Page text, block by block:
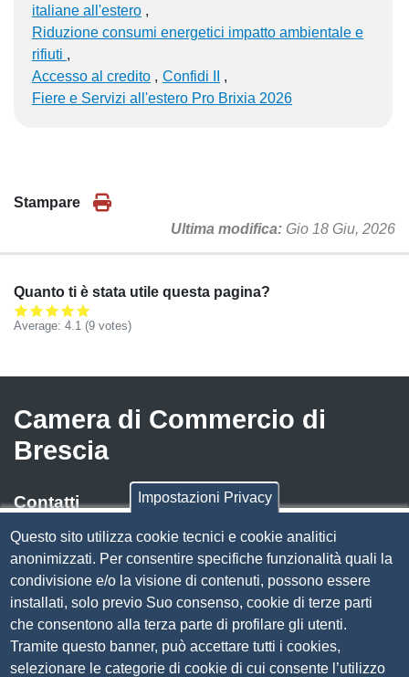
italiane all'estero
Riduzione consumi energetici impatto ambientale e
rifiuti
Accesso al credito
Confidi II
Fiere e Servizi all'estero Pro Brixia 2026
Stampare
Ultima modifica
Gio 18 Giu, 2026
Quanto ti è stata utile questa pagina?
Average: 4.1 (9 votes)
Camera di Commercio di
Brescia
Contatti
Via Luigi Einaudi, 23, 25121 Brescia BS
Tel. 030 37251
PECcamera.brescia@bs.legalmail.camcom.it
P.IVA 00859790172
C.F. 80013870177
Contatti
Impostazioni Privacy
Questo sito utilizza cookie tecnici e cookie analitici
anonimizzati. Per consentire specifiche funzionalità quali la
condivisione e/o la visione di contenuti, possono essere
installati, solo previo Suo consenso, cookie di terze parti
che consentono alla terza parte di profilare gli utenti.
Tramite questo banner, può accettare tutti i cookies,
selezionare le categorie di cookie di cui consente l’utilizzo